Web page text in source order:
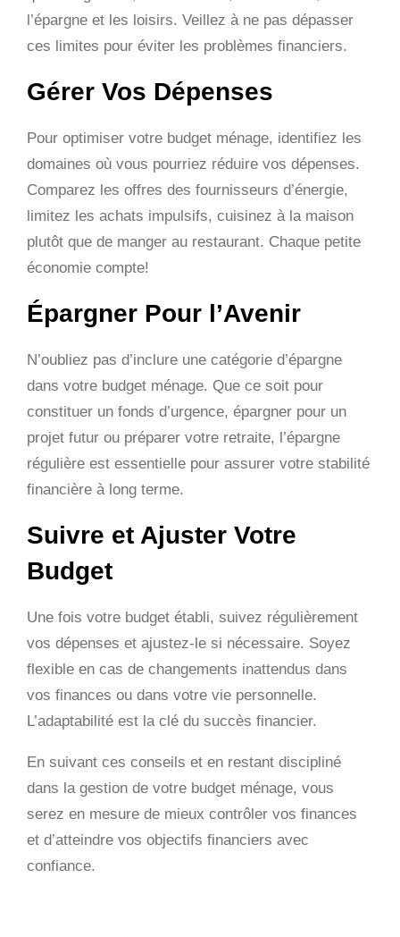
l’épargne et les loisirs. Veillez à ne pas dépasser
ces limites pour éviter les problèmes financiers.
Gérer Vos Dépenses
Pour optimiser votre budget ménage, identifiez les
domaines où vous pourriez réduire vos dépenses.
Comparez les offres des fournisseurs d’énergie,
limitez les achats impulsifs, cuisinez à la maison
plutôt que de manger au restaurant. Chaque petite
économie compte!
Épargner Pour l’Avenir
N’oubliez pas d’inclure une catégorie d’épargne
dans votre budget ménage. Que ce soit pour
constituer un fonds d’urgence, épargner pour un
projet futur ou préparer votre retraite, l’épargne
régulière est essentielle pour assurer votre stabilité
financière à long terme.
Suivre et Ajuster Votre
Budget
Une fois votre budget établi, suivez régulièrement
vos dépenses et ajustez-le si nécessaire. Soyez
flexible en cas de changements inattendus dans
vos finances ou dans votre vie personnelle.
L’adaptabilité est la clé du succès financier.
En suivant ces conseils et en restant discipliné
dans la gestion de votre budget ménage, vous
serez en mesure de mieux contrôler vos finances
et d’atteindre vos objectifs financiers avec
confiance.